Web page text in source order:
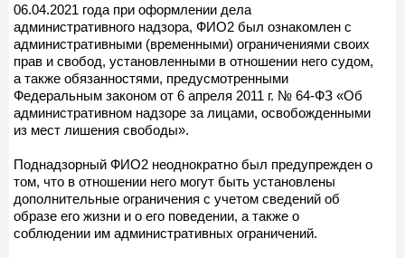
06.04.2021 года при оформлении дела
административного надзора, ФИО2 был ознакомлен с
административными (временными) ограничениями своих
прав и свобод, установленными в отношении него судом,
а также обязанностями, предусмотренными
Федеральным законом от 6 апреля 2011 г. № 64-ФЗ «Об
административном надзоре за лицами, освобожденными
из мест лишения свободы».
Поднадзорный ФИО2 неоднократно был предупрежден о
том, что в отношении него могут быть установлены
дополнительные ограничения с учетом сведений об
образе его жизни и о его поведении, а также о
соблюдении им административных ограничений.